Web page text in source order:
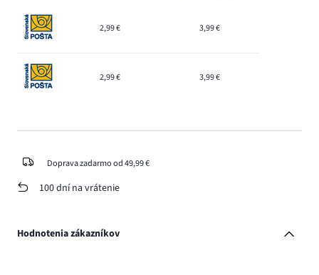
2,99 € 3,99 €
2,99 € 3,99 €
Doprava zadarmo od 49,99 €
100 dní na vrátenie
Hodnotenia zákazníkov